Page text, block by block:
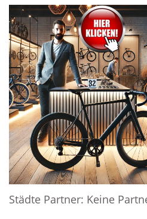
Städte Partner: Keine